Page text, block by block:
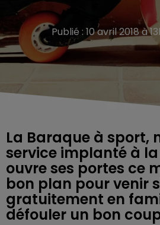
Publié : 10 avril 2018 à
La Baraque à sport,
service implanté à
ouvre ses portes ce
bon plan pour venir
gratuitement en
défouler un bon